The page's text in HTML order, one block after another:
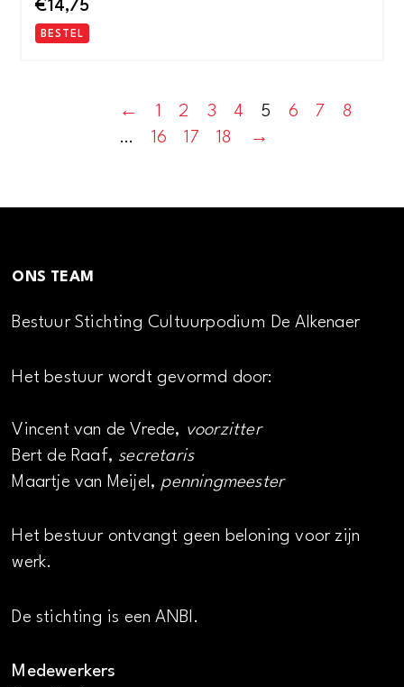
€14,75
BESTEL
← 1 2 3 4 5 6 7
8
…
16 17 18 →
ONS TEAM
Bestuur Stichting Cultuurpodium De Alkenaer
Het bestuur wordt gevormd door:
Vincent van de Vrede, voorzitter
Bert de Raaf, secretaris
Maartje van Meijel, penningmeester
Het bestuur ontvangt geen beloning voor zijn
werk.
De stichting is een ANBI.
Medewerkers